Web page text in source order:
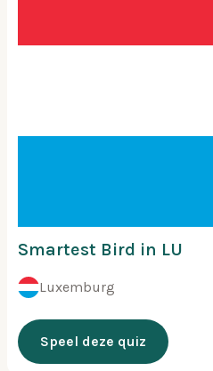
Smartest Bird in LU
Luxemburg
Speel deze quiz